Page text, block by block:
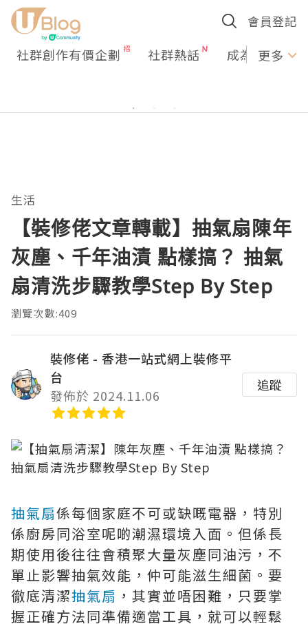
會員登記
社群創作有價企劃 社群熱話 成為U更多
生活
【裝修佬文章轉載】抽氣扇陳年
灰塵、千年油漬 點樣搞？ 抽氣
扇清洗步驟教學Step By Step
瀏覽次數:409
裝修佬 - 香港一站式網上裝修平
台
發佈於 2024.11.06
追蹤
抽氣扇係每個家庭不可或缺嘅電器，特別
係廚房同浴室呢啲潮濕環境入面。但係長
期使用後往往會積聚大量灰塵同油污，不
單止影響抽氣效能，仲可能滋生細菌。要
徹底清潔抽氣扇 ，其實並唔困難，只要掌
握正確方法同準備適當工具，就可以輕鬆